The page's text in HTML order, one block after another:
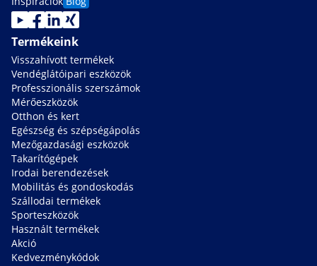
Termékeink
Visszahívott termékek
Vendéglátóipari eszközök
Professzionális szerszámok
Mérőeszközök
Otthon és kert
Egészség és szépségápolás
Mezőgazdasági eszközök
Takarítógépek
Irodai berendezések
Mobilitás és gondoskodás
Szállodai termékek
Sporteszközök
Használt termékek
Akció
Kedvezménykódok